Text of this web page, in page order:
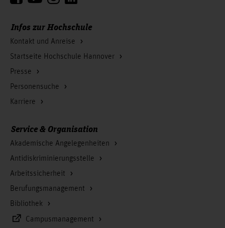
Infos zur Hochschule
Kontakt und Anreise
Startseite Hochschule Hannover
Presse
Personensuche
Karriere
Service & Organisation
Akademische Angelegenheiten
Antidiskriminierungsstelle
Arbeitssicherheit
Berufungsmanagement
Bibliothek
Campusmanagement